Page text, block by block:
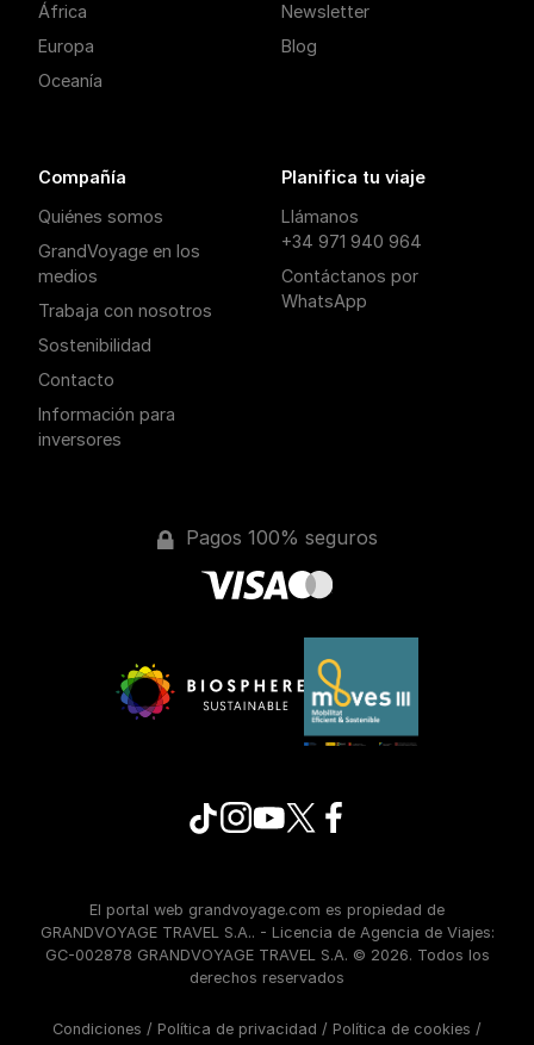
África
Europa
Oceanía
Newsletter
Blog
Compañía
Quiénes somos
GrandVoyage en los
medios
Trabaja con nosotros
Sostenibilidad
Contacto
Información para
inversores
Planifica tu viaje
Llámanos
+34 971 940 964
Contáctanos por
WhatsApp
Pagos 100% seguros
El portal web grandvoyage.com es propiedad de
GRANDVOYAGE TRAVEL S.A.. - Licencia de Agencia de Viajes:
GC-002878 GRANDVOYAGE TRAVEL S.A. © 2026. Todos los
derechos reservados
Condiciones / Política de privacidad / Política de cookies /